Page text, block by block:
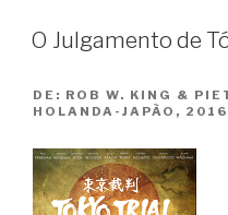
O Julgamento de
DE: ROB W. KING &
HOLANDA-JAPÃO,